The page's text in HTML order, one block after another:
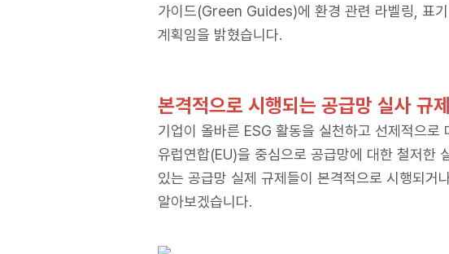
가이드(Green Guides)에 환경 관련 라벨링, 표
계획임을 밝혔습니다.
본격적으로 시행되는 공급망 실사 규제
기업이 올바른 ESG 활동을 실천하고 선제적으
유럽연합(EU)을 중심으로 공급망에 대한 철저한
있는 공급망 실제 규제들이 본격적으로 시행되거
알아보겠습니다.